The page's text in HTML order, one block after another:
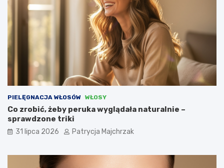
PIELĘGNACJA WŁOSÓW WŁOSY
Co zrobić, żeby peruka wyglądała naturalnie –
sprawdzone triki
31 lipca 2026 Patrycja Majchrzak